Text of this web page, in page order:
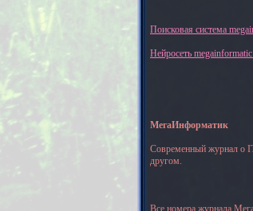
Поисковая система
Нейросеть
МегаИнформатик
Современный журнал о
другом.
Все номера журнала